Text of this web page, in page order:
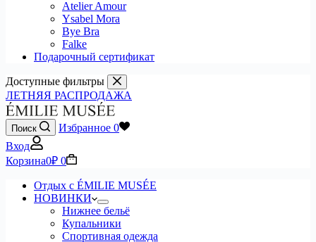
Atelier Amour
Ysabel Mora
Bye Bra
Falke
Подарочный сертификат
Доступные фильтры
ЛЕТНЯЯ РАСПРОДАЖА
Поиск Избранное 0
Вход
Корзина0₽ 0
Отдых с ÉMILIE MUSÉE
НОВИНКИ
Нижнее бельё
Купальники
Спортивная одежда